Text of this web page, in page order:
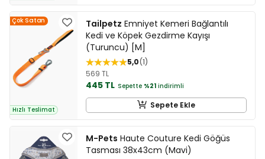
Çok Satan
Hızlı Teslimat
Tailpetz Emniyet Kemeri Bağlantılı
Kedi ve Köpek Gezdirme Kayışı
(Turuncu) [M]
5,0 1
569 TL
445 TL Sepette %21 indirimli
Sepete Ekle
M-Pets Haute Couture Kedi Göğüs
Tasması 38x43cm (Mavi)